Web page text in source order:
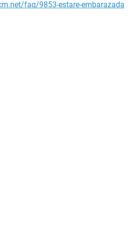
faq/9853-estare-embarazada